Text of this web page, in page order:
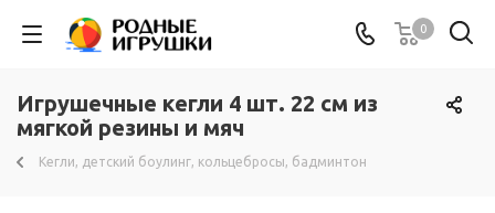
0
Игрушечные кегли 4 шт. 22 см из
мягкой резины и мяч
Кегли, детский боулинг, кольцебросы, бадминтон